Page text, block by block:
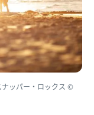
ナッパー・ロックス ©